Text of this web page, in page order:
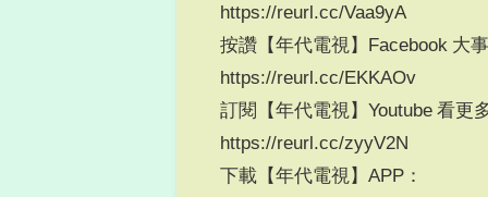
https://reurl.cc/Vaa9yA
按讚【年代電視】Facebook 大
https://reurl.cc/EKKAOv
訂閱【年代電視】Youtube 看更
https://reurl.cc/zyyV2N
下載【年代電視】APP：